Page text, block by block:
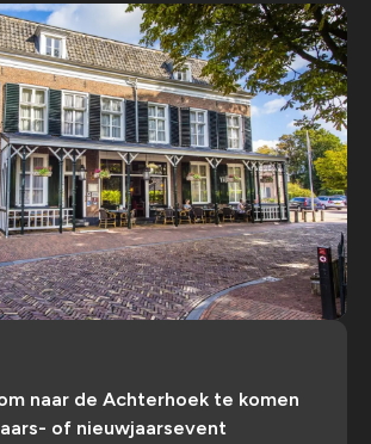
naar de Achterhoek te komen
of nieuwjaarsevent